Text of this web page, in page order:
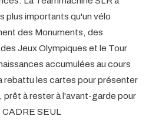
plus importants qu'un vélo
des Monuments, des
Jeux Olympiques et le Tour
accumulées au cours
rebattu les cartes pour présenter
prêt à rester à l'avant-garde pour
CADRE SEUL